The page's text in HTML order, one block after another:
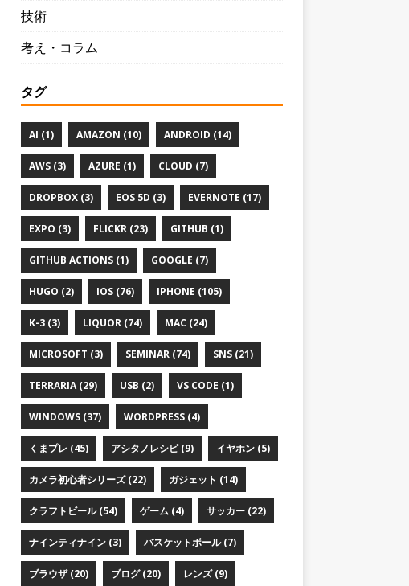
技術
考え・コラム
タグ
AI (1) AMAZON (10) ANDROID (14)
AWS (3) AZURE (1) CLOUD (7)
DROPBOX (3) EOS 5D (3) EVERNOTE (17)
EXPO (3) FLICKR (23) GITHUB (1)
GITHUB ACTIONS (1) GOOGLE (7)
HUGO (2) IOS (76) IPHONE (105)
K-3 (3) LIQUOR (74) MAC (24)
MICROSOFT (3) SEMINAR (74) SNS (21)
TERRARIA (29) USB (2) VS CODE (1)
WINDOWS (37) WORDPRESS (4)
くまプレ (45) アシタノレシピ (9) イヤホン (5)
カメラ初心者シリーズ (22) ガジェット (14)
クラフトビール (54) ゲーム (4) サッカー (22)
ナインティナイン (3) バスケットボール (7)
ブラウザ (20) ブログ (20) レンズ (9)